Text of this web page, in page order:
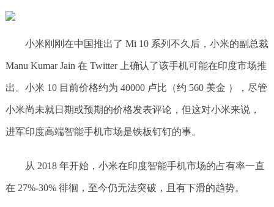
小米刚刚在中国推出了 Mi 10 系列不久后，小米的副总裁
Manu Kumar Jain 在 Twitter 上确认了该手机可能在印度市场推
出。小米 10 目前价格约为 40000 卢比（约 560 美金 ），尽管
小米尚未就日期或预期的价格发表评论，但这对小米来说，
进军印度高端智能手机市场是铁板钉钉的事。
从 2018 年开始，小米在印度智能手机市场的占有率一直
在 27%-30% 徘徊，至今仍无法突破，且有下滑的趋势。